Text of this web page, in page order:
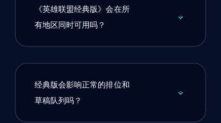
《英雄联盟经典版》会在所
有地区同时可用吗？
经典版会影响正常的排位和
草稿队列吗？